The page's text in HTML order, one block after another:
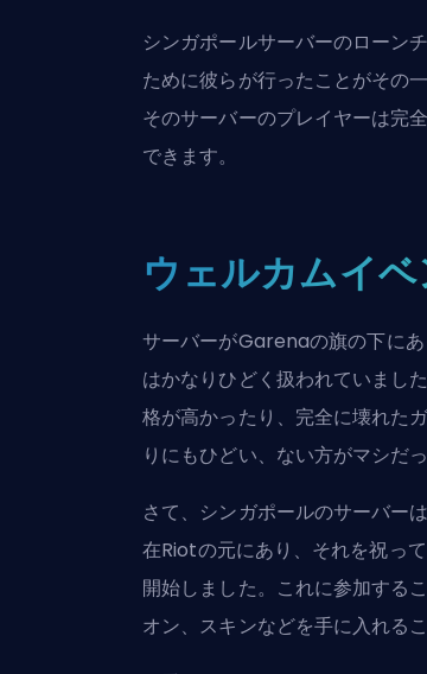
シンガポールサーバーのローン
ために彼らが行ったことがその
そのサーバーのプレイヤーは完
できます。
ウェルカムイ
サーバーがGarenaの旗の下に
はかなりひどく扱われていまし
格が高かったり、完全に壊れた
りにもひどい、ない方がマシだっ
さて、シンガポールのサーバー
在Riotの元にあり、それを祝っ
開始しました。これに参加する
オン、スキンなどを手に入れる